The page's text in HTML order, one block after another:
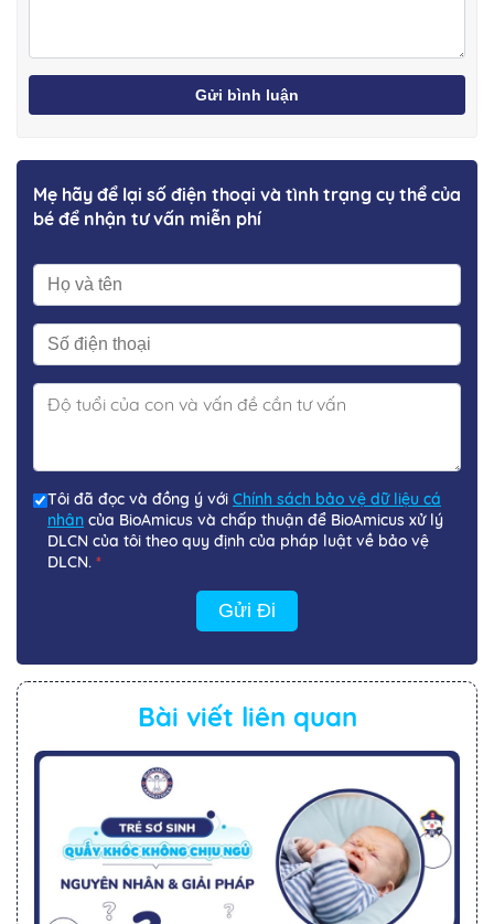
Gửi bình luận
Mẹ hãy để lại số điện thoại và tình trạng cụ thể của
bé để nhận tư vấn miễn phí
Tôi đã đọc và đồng ý với Chính sách bảo vệ dữ liệu cá
nhân của BioAmicus và chấp thuận để BioAmicus xử lý
DLCN của tôi theo quy định của pháp luật về bảo vệ
DLCN. *
Gửi Đi
Bài viết liên quan